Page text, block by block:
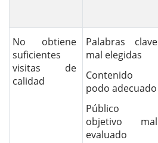
No obtiene
suficientes
visitas de
calidad
Palabras clave
mal elegidas
Contenido
podo adecuado
Público
objetivo mal
evaluado